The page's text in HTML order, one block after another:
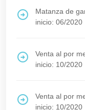
Matanza de
inicio: 06/2020
Venta al por
inicio: 10/2020
Venta al por
inicio: 10/2020